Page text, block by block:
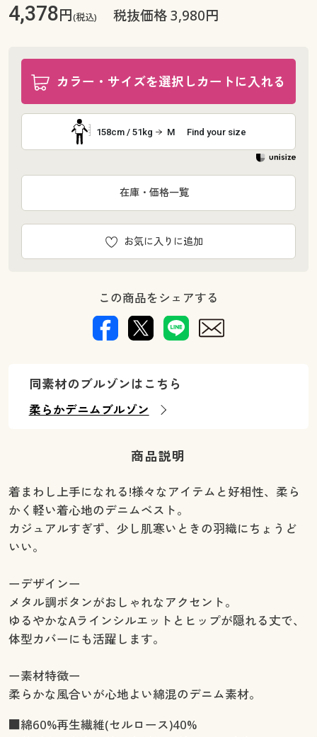
よくある質問とお問い合わせ
4,378円(税込) 税抜価格 3,980円
カラー・サイズを選択しカートに入れる
158cm / 51kg M Find your size
お気に入りに追加
在庫・価格一覧
この商品をシェアする
同素材のブルゾンはこちら
柔らかデニムブルゾン
商品説明
着まわし上手になれる!様々なアイテムと好相性、柔ら
かく軽い着心地のデニムベスト。
カジュアルすぎず、少し肌寒いときの羽織にちょうど
いい。
ーデザインー
メタル調ボタンがおしゃれなアクセント。
ゆるやかなAラインシルエットとヒップが隠れる丈で、
体型カバーにも活躍します。
ー素材特徴ー
柔らかな風合いが心地よい綿混のデニム素材。
■綿60%再生繊維(セルロース)40%